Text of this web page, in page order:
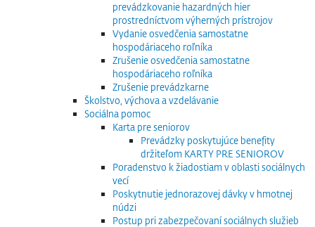
prevádzkovanie hazardných hier
prostredníctvom výherných prístrojov
Vydanie osvedčenia samostatne
hospodáriaceho roľníka
Zrušenie osvedčenia samostatne
hospodáriaceho roľníka
Zrušenie prevádzkarne
Školstvo, výchova a vzdelávanie
Sociálna pomoc
Karta pre seniorov
Prevádzky poskytujúce benefity
držiteľom KARTY PRE SENIOROV
Poradenstvo k žiadostiam v oblasti sociálnych
vecí
Poskytnutie jednorazovej dávky v hmotnej
núdzi
Postup pri zabezpečovaní sociálnych služieb